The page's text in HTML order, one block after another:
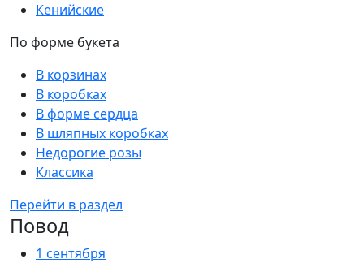
Кенийские
По форме букета
В корзинах
В коробках
В форме сердца
В шляпных коробках
Недорогие розы
Классика
Перейти в раздел
Повод
1 сентября